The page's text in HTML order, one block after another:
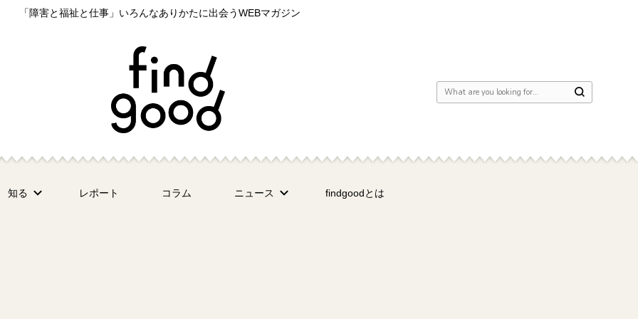
「障害と福祉と仕事」いろんなありかたに出会うWEBマガジン
Looking for Something?
知る レポート コラム ニュース findgoodとは